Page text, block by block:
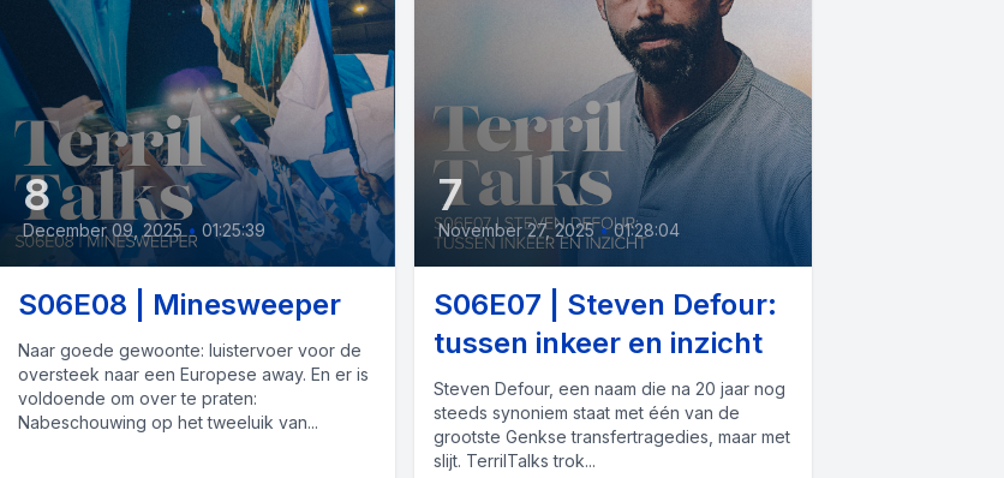
8
December 09, 2025 • 01:25:39
S06E08 | Minesweeper
Naar goede gewoonte: luistervoer voor de
oversteek naar een Europese away. En er is
voldoende om over te praten:
Nabeschouwing op het tweeluik van...
7
November 27, 2025 • 01:28:04
S06E07 | Steven Defour:
tussen inkeer en inzicht
Steven Defour, een naam die na 20 jaar nog
steeds synoniem staat met één van de
grootste Genkse transfertragedies, maar met
slijt. TerrilTalks trok...